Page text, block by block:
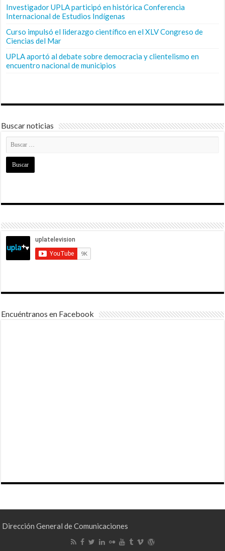
Investigador UPLA participó en histórica Conferencia
Internacional de Estudios Indígenas
Curso impulsó el liderazgo científico en el XLV Congreso de
Ciencias del Mar
UPLA aportó al debate sobre democracia y clientelismo en
encuentro nacional de municipios
Buscar noticias
Encuéntranos en Facebook
Dirección General de Comunicaciones